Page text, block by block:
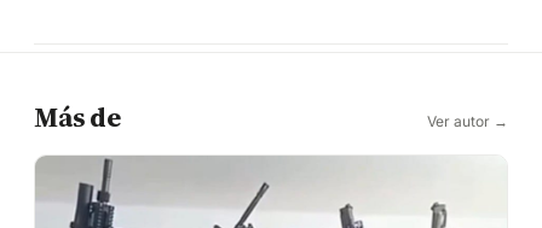
Más de Ver autor →